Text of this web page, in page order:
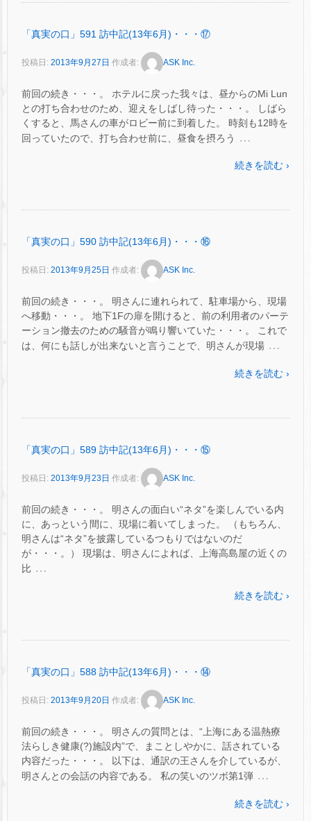
「真実の口」591 訪中記(13年6月)・・・⑰
投稿日: 2013年9月27日 作成者: ASK Inc.
前回の続き・・・。 ホテルに戻った我々は、昼からのMi Lun
との打ち合わせのため、迎えをしばし待った・・・。 しばら
くすると、馬さんの車がロビー前に到着した。 時刻も12時を
回っていたので、打ち合わせ前に、昼食を摂ろう
…
続きを読む ›
「真実の口」590 訪中記(13年6月)・・・⑯
投稿日: 2013年9月25日 作成者: ASK Inc.
前回の続き・・・。 明さんに連れられて、駐車場から、現場
へ移動・・・。 地下1Fの扉を開けると、前の利用者のパーテ
ーション撤去のための騒音が鳴り響いていた・・・。 これで
は、何にも話しが出来ないと言うことで、明さんが現場 …
続きを読む ›
「真実の口」589 訪中記(13年6月)・・・⑮
投稿日: 2013年9月23日 作成者: ASK Inc.
前回の続き・・・。 明さんの面白い“ネタ”を楽しんでいる内
に、あっという間に、現場に着いてしまった。 （もちろん、
明さんは“ネタ”を披露しているつもりではないのだ
が・・・。） 現場は、明さんによれば、上海高島屋の近くの
比 …
続きを読む ›
「真実の口」588 訪中記(13年6月)・・・⑭
投稿日: 2013年9月20日 作成者: ASK Inc.
前回の続き・・・。 明さんの質問とは、“上海にある温熱療
法らしき健康(?)施設内”で、まことしやかに、話されている
内容だった・・・。 以下は、通訳の王さんを介しているが、
明さんとの会話の内容である。 私の笑いのツボ第1弾 …
続きを読む ›